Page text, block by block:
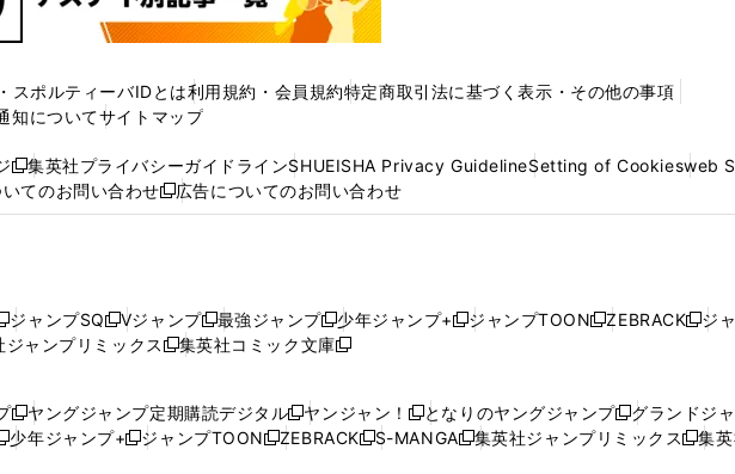
スポルティーバIDとは利用規約・会員規約特定商取引法に基づく表示・その他の事項
知についてサイトマップ
し
い
ド
ウ
く
集英社プライバシーガイドラインSHUEISHA Privacy GuidelineSetting of Cookiesweb
てのお問い合わせ
新
し
ン
ド
開
く
広告についてのお問い合わせ
ジャンプSQ
新
し
ィ
ン
Vジャンプ
新
し
ィ
ン
最強ジャンプ
新
し
ィ
ン
少年ジャンプ+
新
ィ
ン
ジャンプTOON
新
ィ
ン
ZEBRACK
新
ィ
ン
ジ
ジャンプリミックス
新
ウ
ィ
集英社コミック文庫
新
ウ
ィ
し
ヤングジャンプ定期購読デジタル
新
し
ヤンジャン！新
し
となりのヤングジャンプ
新
し
グランドジ
少年ジャンプ+
新
ジャンプTOON
新
ZEBRACK
新
S-MANGA
新
集英社ジャンプリミックス
新
集